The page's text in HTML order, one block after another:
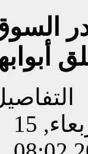
تم إنشاءه بتاريخ الأربعاء, 15